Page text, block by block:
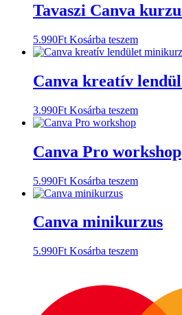
Tavaszi Canva
5.990Ft Kosárba teszem
Canva kreatív
3.990Ft Kosárba teszem
Canva Pro workshop
5.990Ft Kosárba teszem
Canva minikurzus
5.990Ft Kosárba teszem